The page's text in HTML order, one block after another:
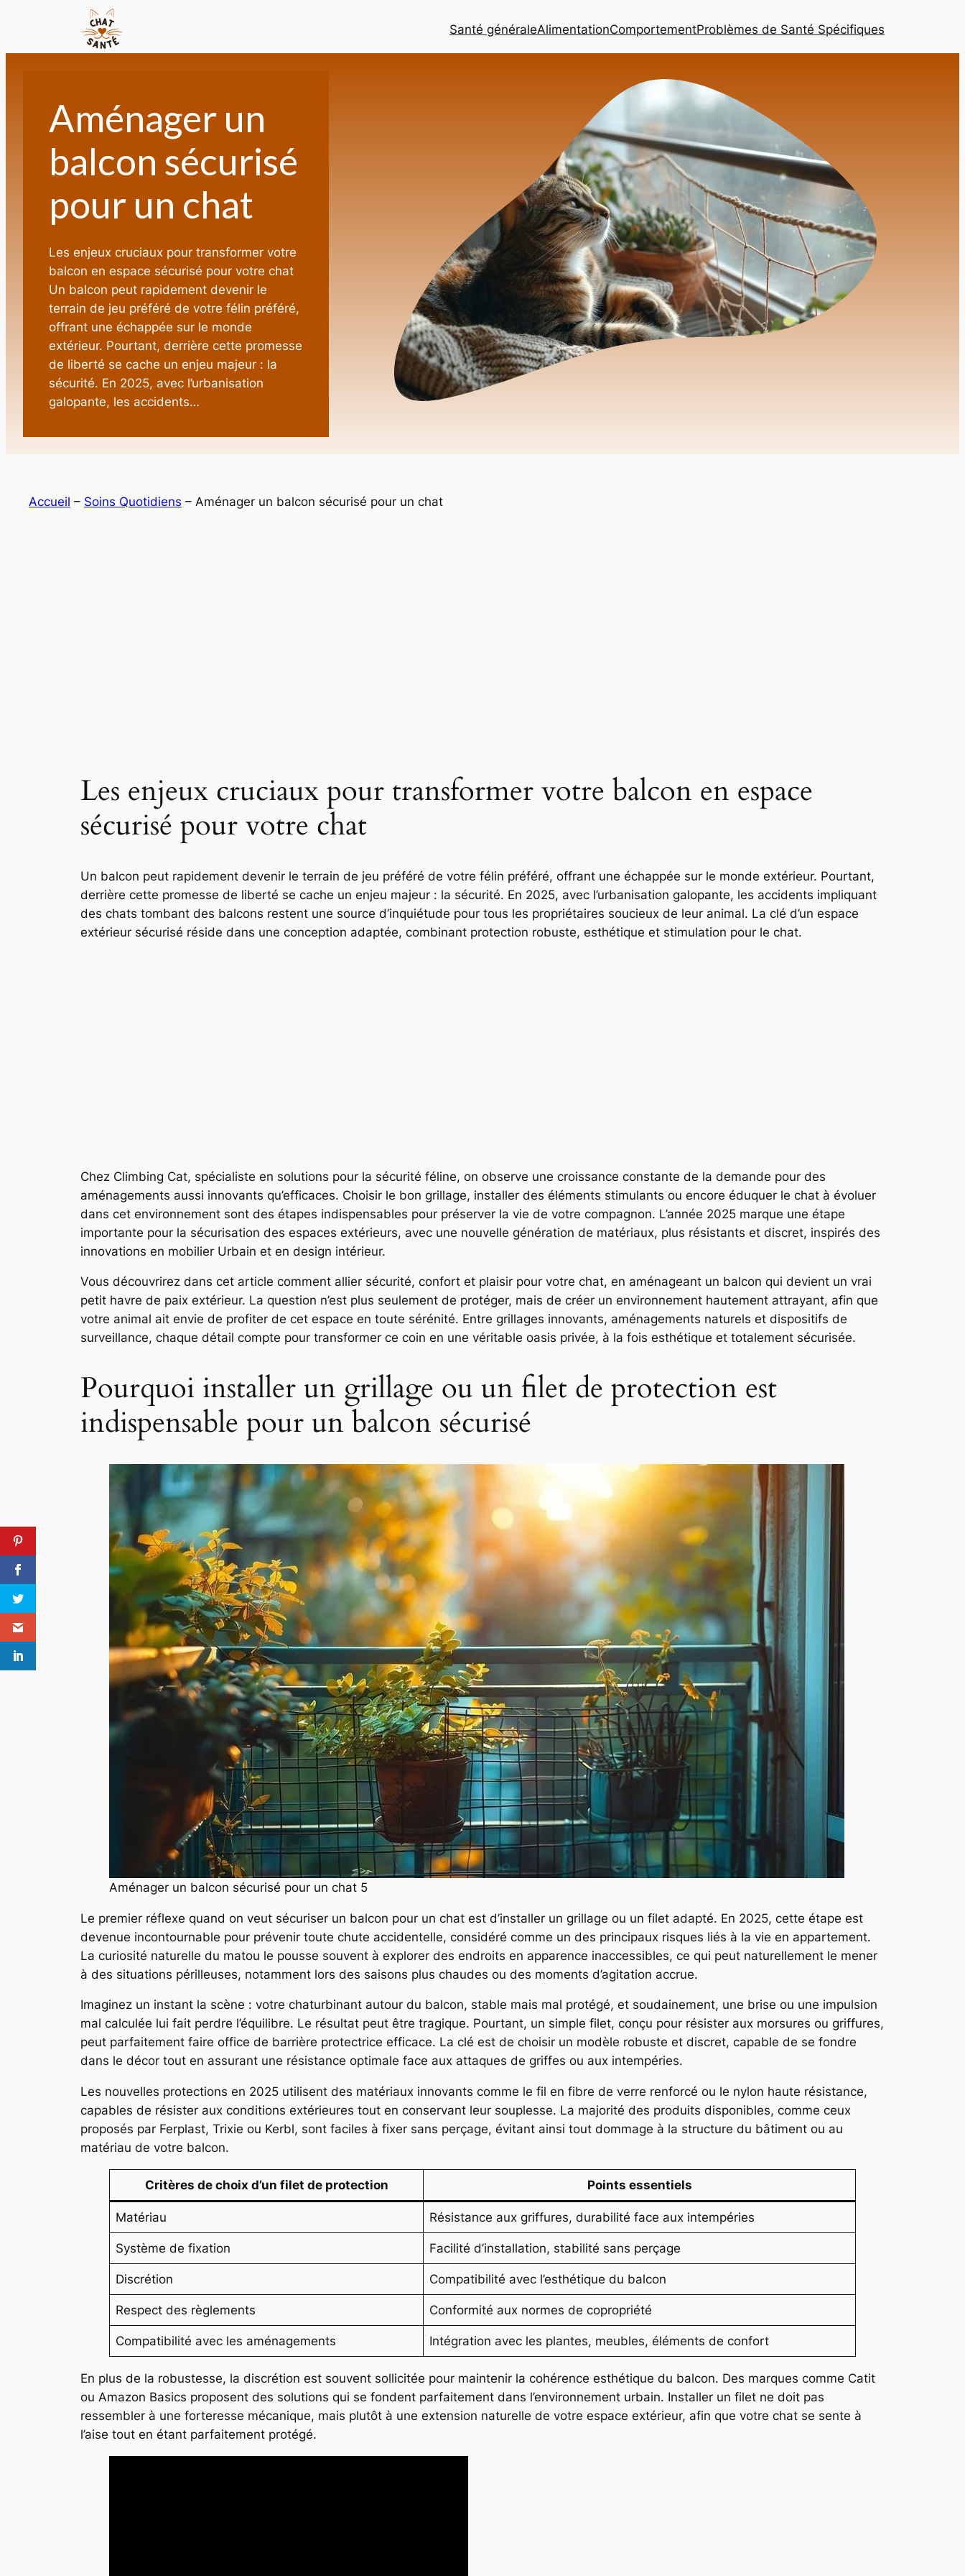
Santé généraleAlimentationComportementProblèmes de Santé Spécifiques
Aménager un
balcon sécurisé
pour un chat
Les enjeux cruciaux pour transformer votre
balcon en espace sécurisé pour votre chat
Un balcon peut rapidement devenir le
terrain de jeu préféré de votre félin préféré,
offrant une échappée sur le monde
extérieur. Pourtant, derrière cette promesse
de liberté se cache un enjeu majeur : la
sécurité. En 2025, avec l’urbanisation
galopante, les accidents…
Accueil – Soins Quotidiens – Aménager un balcon sécurisé pour un chat
Les enjeux cruciaux pour transformer votre balcon en espace
sécurisé pour votre chat
Un balcon peut rapidement devenir le terrain de jeu préféré de votre félin préféré, offrant une échappée sur le monde extérieur. Pourtant,
derrière cette promesse de liberté se cache un enjeu majeur : la sécurité. En 2025, avec l’urbanisation galopante, les accidents impliquant
des chats tombant des balcons restent une source d’inquiétude pour tous les propriétaires soucieux de leur animal. La clé d’un espace
extérieur sécurisé réside dans une conception adaptée, combinant protection robuste, esthétique et stimulation pour le chat.
Chez Climbing Cat, spécialiste en solutions pour la sécurité féline, on observe une croissance constante de la demande pour des
aménagements aussi innovants qu’efficaces. Choisir le bon grillage, installer des éléments stimulants ou encore éduquer le chat à évoluer
dans cet environnement sont des étapes indispensables pour préserver la vie de votre compagnon. L’année 2025 marque une étape
importante pour la sécurisation des espaces extérieurs, avec une nouvelle génération de matériaux, plus résistants et discret, inspirés des
innovations en mobilier Urbain et en design intérieur.
Vous découvrirez dans cet article comment allier sécurité, confort et plaisir pour votre chat, en aménageant un balcon qui devient un vrai
petit havre de paix extérieur. La question n’est plus seulement de protéger, mais de créer un environnement hautement attrayant, afin que
votre animal ait envie de profiter de cet espace en toute sérénité. Entre grillages innovants, aménagements naturels et dispositifs de
surveillance, chaque détail compte pour transformer ce coin en une véritable oasis privée, à la fois esthétique et totalement sécurisée.
Pourquoi installer un grillage ou un filet de protection est
indispensable pour un balcon sécurisé
Pinterest Facebook Twitter Gmail
Aménager un balcon sécurisé pour un chat 5
Le premier réflexe quand on veut sécuriser un balcon pour un chat est d’installer un grillage ou un filet adapté. En 2025, cette étape est
devenue incontournable pour prévenir toute chute accidentelle, considéré comme un des principaux risques liés à la vie en appartement.
La curiosité naturelle du matou le pousse souvent à explorer des endroits en apparence inaccessibles, ce qui peut naturellement le mener
à des situations périlleuses, notamment lors des saisons plus chaudes ou des moments d’agitation accrue.
Imaginez un instant la scène : votre chaturbinant autour du balcon, stable mais mal protégé, et soudainement, une brise ou une impulsion
mal calculée lui fait perdre l’équilibre. Le résultat peut être tragique. Pourtant, un simple filet, conçu pour résister aux morsures ou griffures,
peut parfaitement faire office de barrière protectrice efficace. La clé est de choisir un modèle robuste et discret, capable de se fondre
dans le décor tout en assurant une résistance optimale face aux attaques de griffes ou aux intempéries.
Les nouvelles protections en 2025 utilisent des matériaux innovants comme le fil en fibre de verre renforcé ou le nylon haute résistance,
capables de résister aux conditions extérieures tout en conservant leur souplesse. La majorité des produits disponibles, comme ceux
proposés par Ferplast, Trixie ou Kerbl, sont faciles à fixer sans perçage, évitant ainsi tout dommage à la structure du bâtiment ou au
matériau de votre balcon.
Critères de choix d’un filet de protection Points essentiels
Matériau Résistance aux griffures, durabilité face aux intempéries
Système de fixation Facilité d’installation, stabilité sans perçage
Discrétion Compatibilité avec l’esthétique du balcon
Respect des règlements Conformité aux normes de copropriété
Compatibilité avec les aménagements Intégration avec les plantes, meubles, éléments de confort
En plus de la robustesse, la discrétion est souvent sollicitée pour maintenir la cohérence esthétique du balcon. Des marques comme Catit
ou Amazon Basics proposent des solutions qui se fondent parfaitement dans l’environnement urbain. Installer un filet ne doit pas
ressembler à une forteresse mécanique, mais plutôt à une extension naturelle de votre espace extérieur, afin que votre chat se sente à
l’aise tout en étant parfaitement protégé.